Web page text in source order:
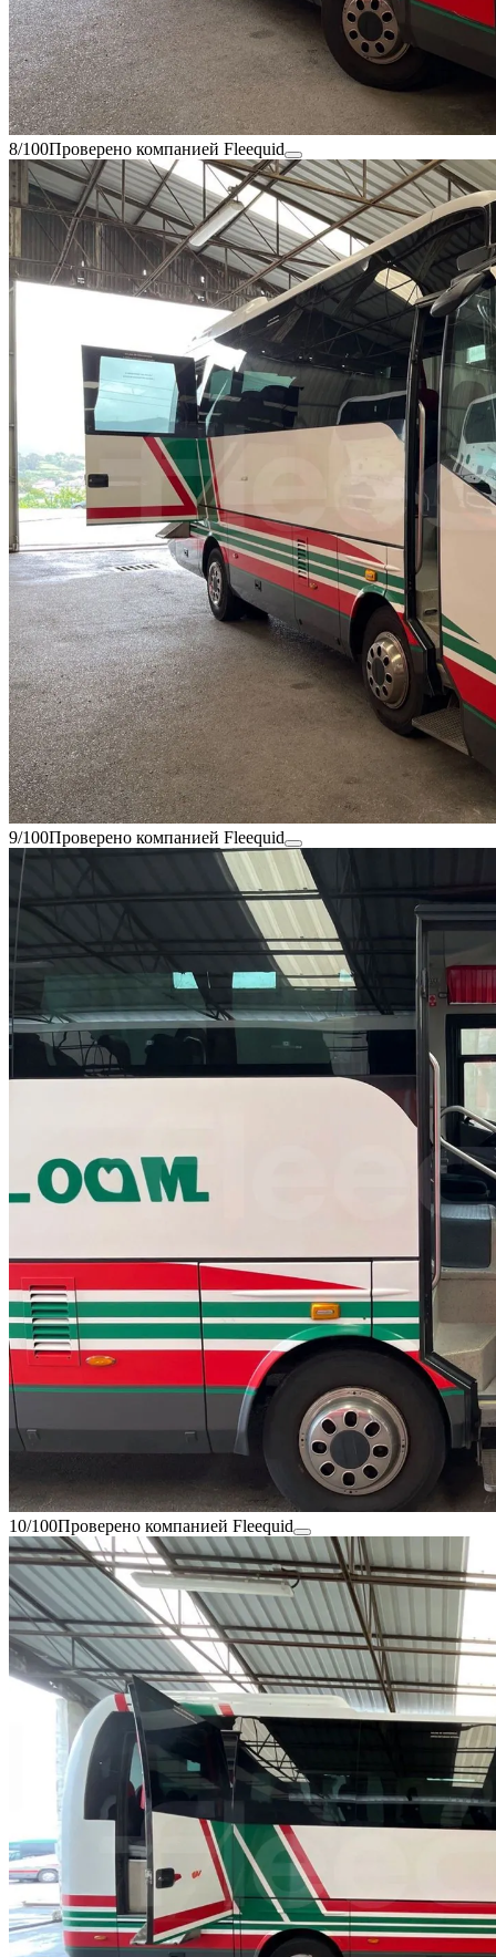
8/100Проверено компанией Fleequid
9/100Проверено компанией Fleequid
10/100Проверено компанией Fleequid